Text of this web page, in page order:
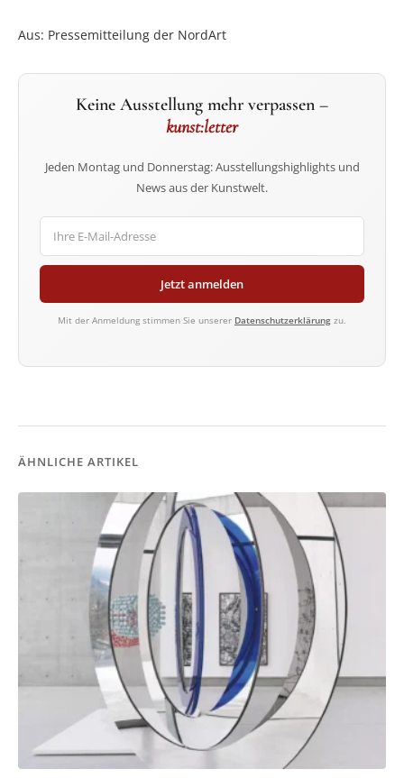
Aus: Pressemitteilung der NordArt
Keine Ausstellung mehr verpassen –
kunst:letter
Jeden Montag und Donnerstag: Ausstellungshighlights und
News aus der Kunstwelt.
Jetzt anmelden
Mit der Anmeldung stimmen Sie unserer Datenschutzerklärung zu.
ÄHNLICHE ARTIKEL